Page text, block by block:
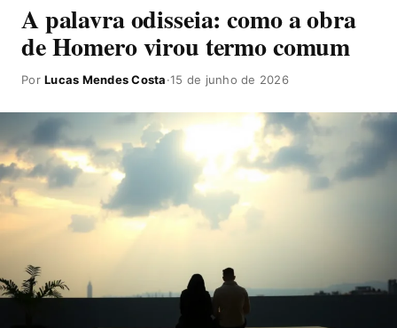
A palavra odisseia: como a obra
de Homero virou termo comum
PorLucas Mendes Costa·15 de junho de 2026